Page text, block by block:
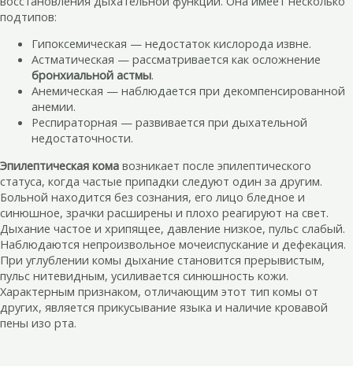
подтипов:
Гипоксемическая — недостаток кислорода извне.
Астматическая — рассматривается как осложнение
бронхиальной астмы.
Анемическая — наблюдается при декомпенсированной
анемии.
Респираторная — развивается при дыхательной
недостаточности.
Эпилептическая кома возникает после эпилептического
статуса, когда частые припадки следуют один за другим.
Больной находится без сознания, его лицо бледное и
синюшное, зрачки расширены и плохо реагируют на свет.
Дыхание частое и хрипящее, давление низкое, пульс слабый.
Наблюдаются непроизвольное мочеиспускание и дефекация.
При углублении комы дыхание становится прерывистым,
пульс нитевидным, усиливается синюшность кожи.
Характерным признаком, отличающим этот тип комы от
других, является прикусывание языка и наличие кровавой
пены изо рта.